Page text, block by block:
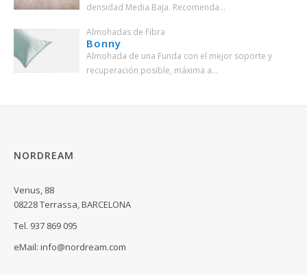
densidad Media Baja. Recomenda...
Almohadas de Fibra
Bonny
Almohada de una Funda con el mejor soporte y
recuperación posible, máxima a...
NORDREAM
Venus, 88
08228 Terrassa, BARCELONA
Tel. 937 869 095
eMail: info@nordream.com